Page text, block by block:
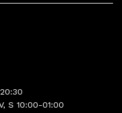
S 10:00-01:00